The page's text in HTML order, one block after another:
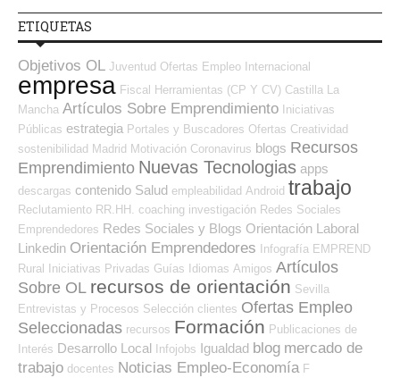
ETIQUETAS
Objetivos OL Juventud Ofertas Empleo Internacional
empresa Fiscal Herramientas (CP Y CV) Castilla La
Mancha Artículos Sobre Emprendimiento Iniciativas
Públicas estrategia Portales y Buscadores Ofertas Creatividad
sostenibilidad Madrid Motivación Coronavirus blogs Recursos
Emprendimiento Nuevas Tecnologias apps
descargas contenido Salud empleabilidad Android trabajo
Reclutamiento RR.HH. coaching investigación Redes Sociales
Emprendedores Redes Sociales y Blogs Orientación Laboral
Linkedin Orientación Emprendedores Infografía EMPREND
Rural
Iniciativas Privadas Guías Idiomas Amigos Artículos
Sobre OL recursos de orientación Sevilla
Entrevistas y Procesos Selección clientes Ofertas Empleo
Seleccionadas recursos Formación Publicaciones de
Interés Desarrollo Local Infojobs Igualdad blog mercado de
trabajo docentes Noticias Empleo-Economía F